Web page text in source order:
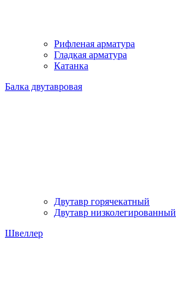
Рифленая арматура
Гладкая арматура
Катанка
Балка двутавровая
Двутавр горячекатный
Двутавр низколегированный
Швеллер